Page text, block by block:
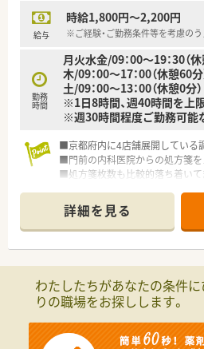
給与
時給1,800円～2,200円
※ご経験・ご勤務条件等を考慮の
勤務
時間
月火水金/09：00～19：30（休
木/09：00～17：00（休憩60分
土/09：00～13：00（休憩0分）
※1日8時間、週40時間を上
※週30時間程度ご勤務可能
■京都府内に4店舗展開している
■門前の内科医院からの処方箋を
■処方箋枚数も比較的落ち着いて
■残業ほぼなし！メリハリをもっ
■ドミナント戦略で出店しており
やヘルプ体制も充実しております
詳細を見る
わたしたちがあなたの条件
りの職場をお探しします。